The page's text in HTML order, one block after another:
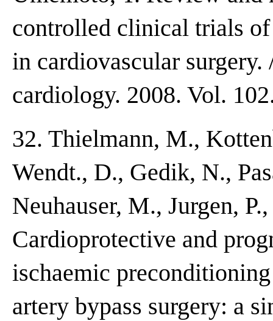
controlled clinical trials
in cardiovascular
cardiology. 2008. Vol.
32. Thielmann, M.,
Wendt., D., Gedik, N.,
Neuhauser, M., Jurgen,
Cardioprotective and
ischaemic
artery bypass surgery: a